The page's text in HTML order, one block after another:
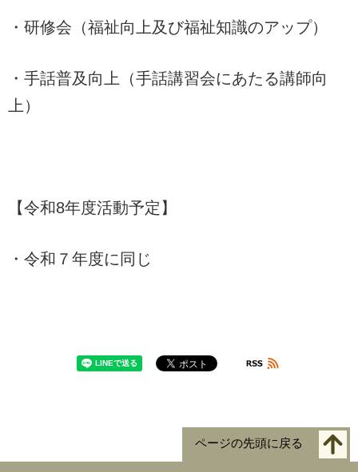
・研修会（福祉向上及び福祉知識のアップ）
・手話普及向上（手話講習会にあたる講師向
上）
【令和8年度活動予定】
・令和７年度に同じ
ページの先頭に戻る